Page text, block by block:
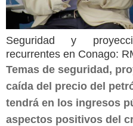
Seguridad y
recurrentes en Conago:
Temas de seguridad,
caída del precio del
tendrá en los ingresos
aspectos positivos del